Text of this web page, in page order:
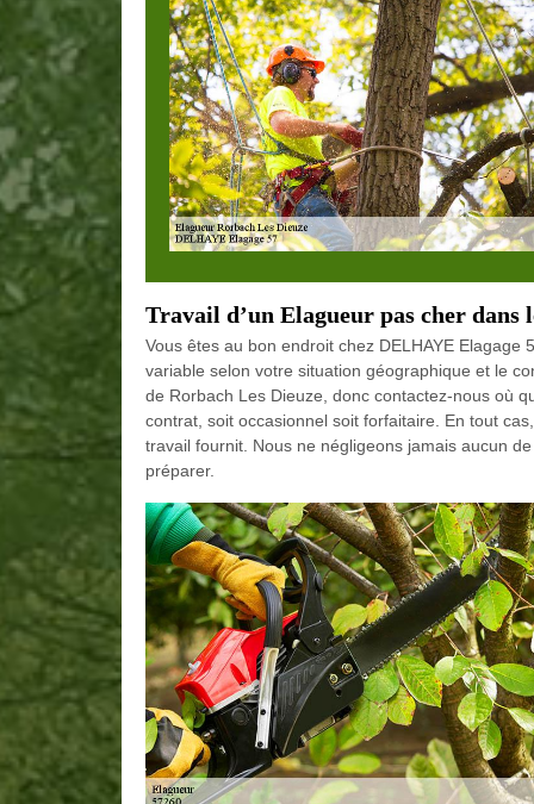
Travail d’un Elagueur pas cher dans
Vous êtes au bon endroit chez DELHAYE
variable selon votre situation géographique et le
de Rorbach Les Dieuze, donc contactez-nous où
contrat, soit occasionnel soit forfaitaire. En tout
travail fournit. Nous ne négligeons jamais aucun
préparer.